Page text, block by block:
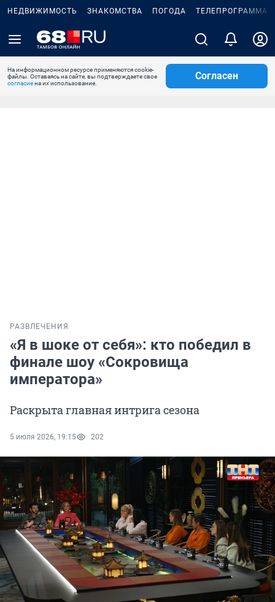
НЕДВИЖИМОСТЬ ЗНАКОМСТВА ПОГОДА ТЕЛЕПРОГРАММА
На информационном ресурсе применяются cookie-
файлы. Оставаясь на сайте, вы подтверждаете свое
согласиена их использование.
Согласен
РАЗВЛЕЧЕНИЯ
«Я в шоке от себя»: кто победил в
финале шоу «Сокровища
императора»
Раскрыта главная интрига сезона
5 июля 2026, 19:15 202